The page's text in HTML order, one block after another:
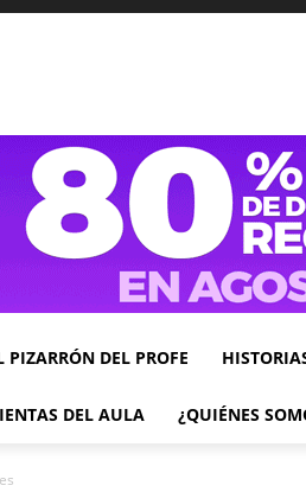
PIZARRÓN DEL PROFE
DEL AULA ¿QUIÉNES